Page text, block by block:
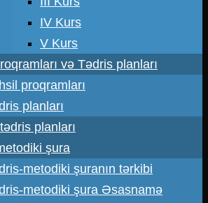
IV Kurs
V Kurs
və Tədris planları
proqramları
planları
planları
şura
metodiki şuranın tərkibi
metodiki şura Əsasnamə